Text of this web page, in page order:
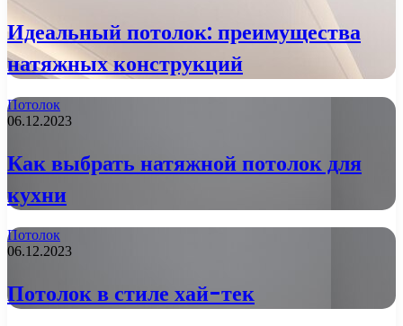
Идеальный потолок: преимущества
натяжных конструкций
Потолок
06.12.2023
Как выбрать натяжной потолок для
кухни
Потолок
06.12.2023
Потолок в стиле хай-тек